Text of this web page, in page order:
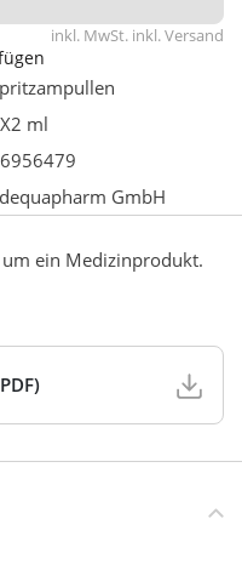
inkl. MwSt. inkl. Versand
ml
GmbH
ein Medizinprodukt.